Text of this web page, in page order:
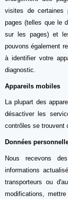
visites de certaines
pages (telles que le
sur les pages) et
pouvons également
à identifier votre
diagnostic.
Appareils mobiles
La plupart des
désactiver les
contrôles se trouvent
Données
Nous recevons
informations
transporteurs ou
modifications,